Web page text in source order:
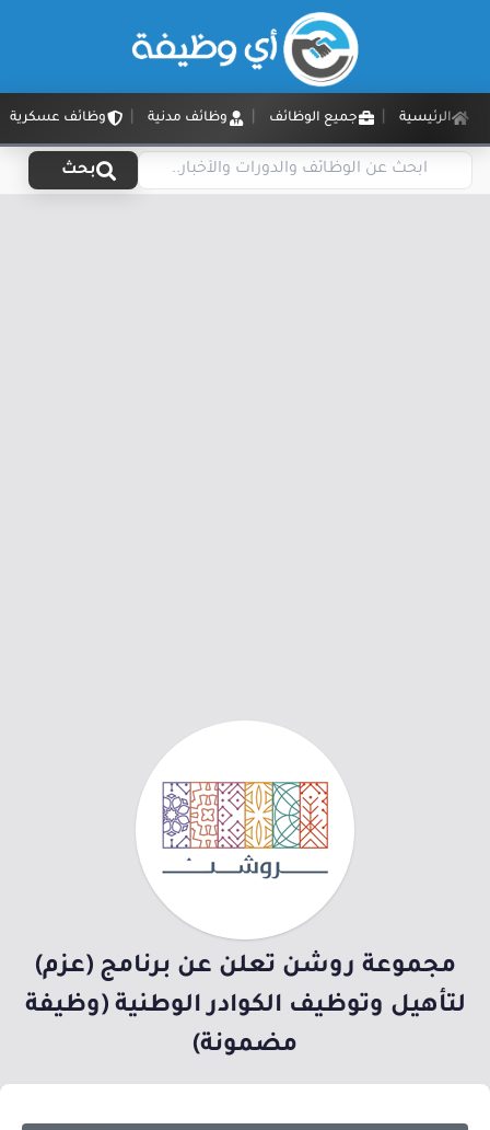
الرئيسية جميع الوظائف وظائف مدنية وظائف عسكرية
بحث
مجموعة روشن تعلن عن برنامج (عزم)
لتأهيل وتوظيف الكوادر الوطنية (وظيفة
مضمونة)